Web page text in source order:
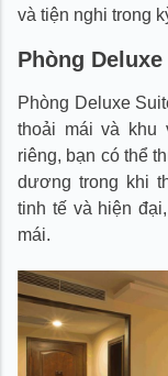
và tiện nghi trong
Phòng
Phòng Deluxe
thoải mái và khu
riêng, bạn có thể
dương trong khi
tinh tế và hiện
mái.